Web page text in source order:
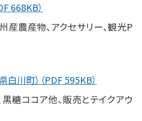
668KB）
産農産物、アクセサリー、観光P
川町）（PDF 595KB）
糖ココア他、販売とテイクアウ